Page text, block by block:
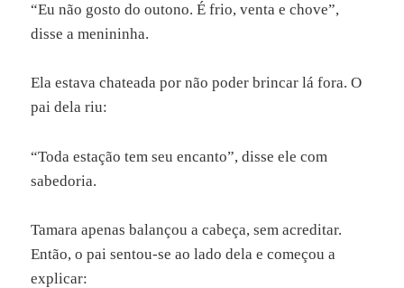
“Eu não gosto do outono. É frio, venta e chove”,
disse a menininha.
Ela estava chateada por não poder brincar lá fora. O
pai dela riu:
“Toda estação tem seu encanto”, disse ele com
sabedoria.
Tamara apenas balançou a cabeça, sem acreditar.
Então, o pai sentou-se ao lado dela e começou a
explicar: